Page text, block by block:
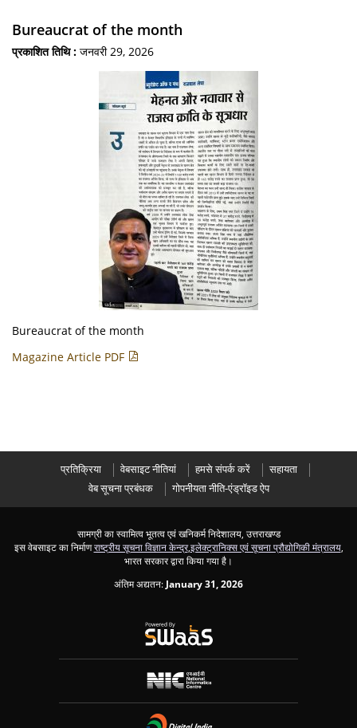
Bureaucrat of the month
प्रकाशित तिथि : जनवरी 29, 2026
Bureaucrat of the month
Magazine Article PDF
प्रतिक्रिया वेबसाइट नीतियां हमसे संपर्क करें
सहायता
वेब सूचना प्रबंधक
गोपनीयता नीति-एंड्रॉइड ऐप
सामग्री का स्वामित्व भूतत्व एवं खनिकर्म निदेशालय, उत्तराखण्ड
इस वेबसाइट का निर्माणराष्ट्रीय सूचना विज्ञान केन्द्र,इलेक्ट्रानिक्स एवं सूचना प्रौद्योगिकी मंत्रालय,
भारत सरकार द्वारा किया गया है।
अंतिम अद्यतन: January 31, 2026